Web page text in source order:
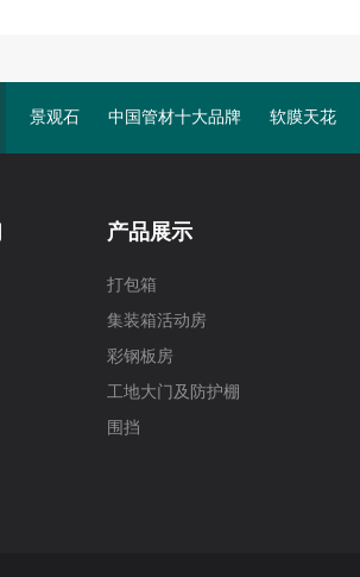
景观石 中国管材十大品牌 软膜天花
产品展示
打包箱
集装箱活动房
彩钢板房
工地大门及防护棚
围挡